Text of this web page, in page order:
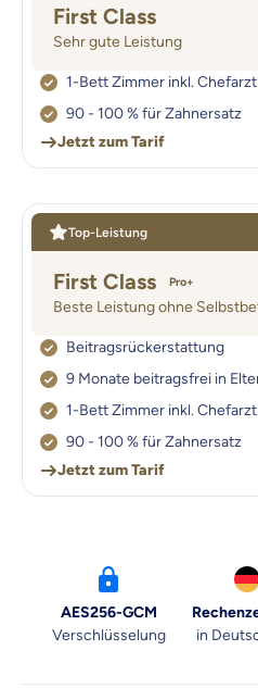
First Class
Sehr gute Leistung
1-Bett Zimmer inkl. Chefarzt
90 - 100 % für Zahnersatz
Jetzt zum Tarif
Top-Leistung
First Class Pro+
Beste Leistung ohne
Beitragsrückerstattung
9 Monate beitragsfrei in
1-Bett Zimmer inkl. Chefarzt
90 - 100 % für Zahnersatz
Jetzt zum Tarif
AES256-GCM
Verschlüsselung
in